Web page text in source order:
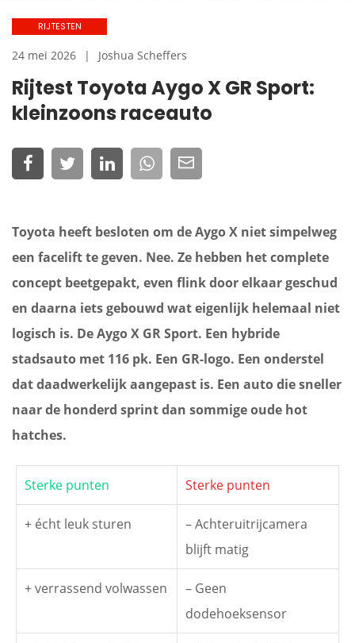
Rijtest Toyota Aygo X GR Sport:
kleinzoons raceauto
RIJTESTEN
24 mei 2026 Joshua Scheffers
Toyota heeft besloten om de Aygo X niet simpelweg
een facelift te geven. Nee. Ze hebben het complete
concept beetgepakt, even flink door elkaar geschud
en daarna iets gebouwd wat eigenlijk helemaal niet
logisch is. De Aygo X GR Sport. Een hybride
stadsauto met 116 pk. Een GR-logo. Een onderstel
dat daadwerkelijk aangepast is. Een auto die sneller
naar de honderd sprint dan sommige oude hot
hatches.
Sterke punten Sterke punten
+ écht leuk sturen
– Achteruitrijcamera
blijft matig
+ verrassend volwassen
– Geen
dodehoeksensor